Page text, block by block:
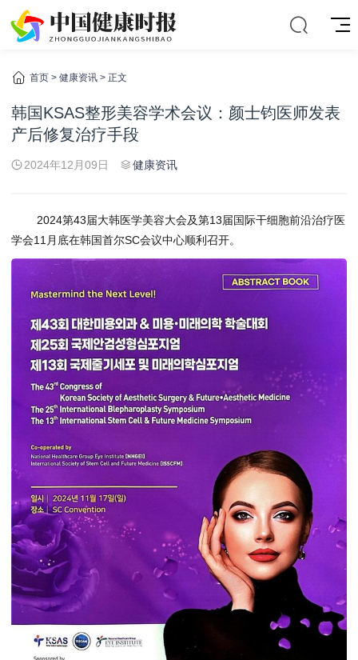
首页 > 健康资讯 > 正文
韩国KSAS整形美容学术会议：颜士钧医师发表
产后修复治疗手段
2024年12月09日 健康资讯
2024第43届大韩医学美容大会及第13届国际干细胞前沿治疗医
学会11月底在韩国首尔SC会议中心顺利召开。